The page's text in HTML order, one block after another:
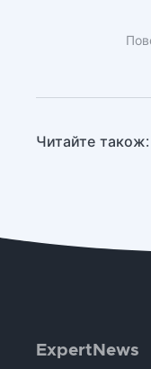
Читайте також:
ExpertNews